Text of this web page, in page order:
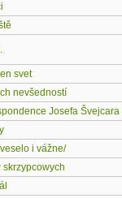
svet
nevšedností
Josefa Švejcara
i vážne/